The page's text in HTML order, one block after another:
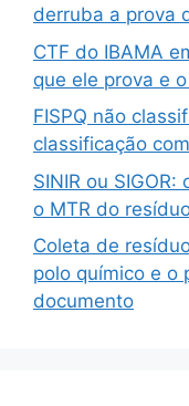
derruba a prova
CTF do IBAMA
que ele prova e
FISPQ não
classificação
SINIR ou
o MTR do
Coleta de
polo químico e o
documento